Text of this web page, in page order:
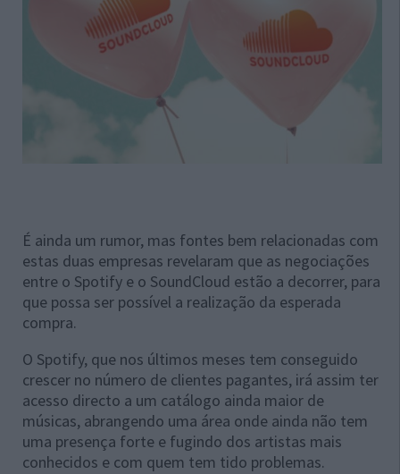
É ainda um rumor, mas fontes bem relacionadas com
estas duas empresas revelaram que as negociações
entre o Spotify e o SoundCloud estão a decorrer, para
que possa ser possível a realização da esperada
compra.
O Spotify, que nos últimos meses tem conseguido
crescer no número de clientes pagantes, irá assim ter
acesso directo a um catálogo ainda maior de
músicas, abrangendo uma área onde ainda não tem
uma presença forte e fugindo dos artistas mais
conhecidos e com quem tem tido problemas.